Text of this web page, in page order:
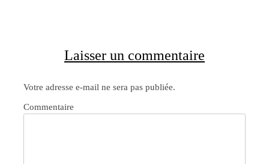
Laisser un commentaire
Votre adresse e-mail ne sera pas publiée.
Commentaire